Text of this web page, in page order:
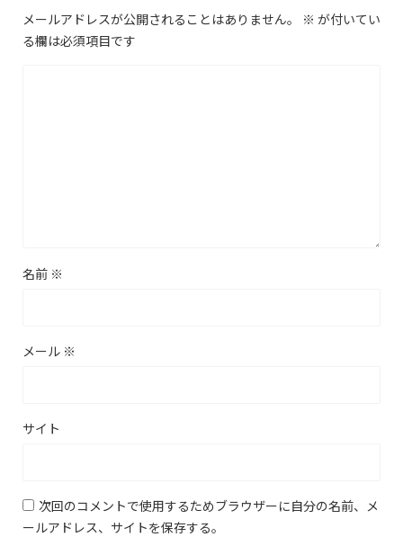
メールアドレスが公開されることはありません。 ※ が付いてい
る欄は必須項目です
名前 ※
メール ※
サイト
次回のコメントで使用するためブラウザーに自分の名前、メ
ールアドレス、サイトを保存する。